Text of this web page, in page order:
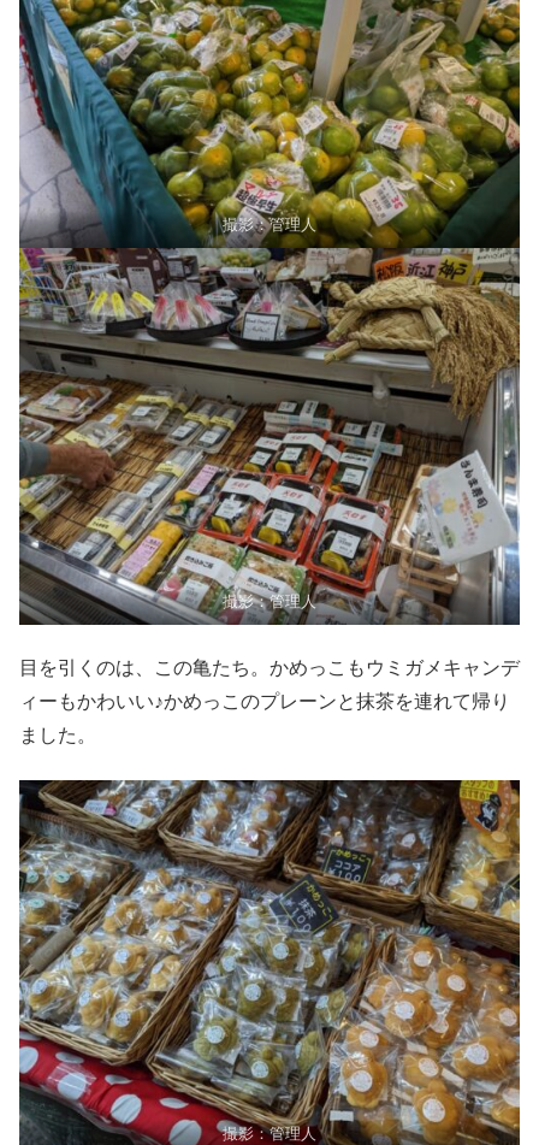
撮影：管理人
撮影：管理人
目を引くのは、この亀たち。かめっこもウミガメキャンデ
ィーもかわいい♪かめっこのプレーンと抹茶を連れて帰り
ました。
撮影：管理人